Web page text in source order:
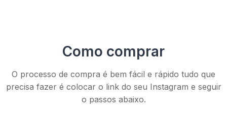
Como comprar
O processo de compra é bem fácil e rápido tudo que
precisa fazer é colocar o link do seu Instagram e seguir
o passos abaixo.